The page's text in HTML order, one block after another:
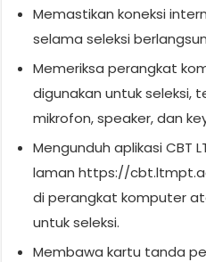
Memastikan koneksi
selama seleksi
Memeriksa perangkat
digunakan untuk seleksi,
mikrofon, speaker, dan
Mengunduh aplikasi CBT
laman https://
di perangkat komputer
untuk seleksi.
Membawa kartu tanda